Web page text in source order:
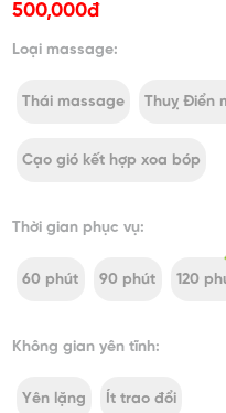
500,000đ
Loại massage:
Thái massage Thuỵ Điển
Cạo gió kết hợp xoa bóp
Thời gian phục vụ:
60 phút 90 phút 120
Không gian yên tĩnh:
Yên lặng Ít trao đổi